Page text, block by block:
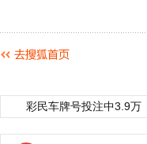
彩民车牌号投注中3.9万